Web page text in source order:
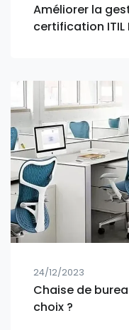
Améliorer la
certification
24/12/2023
Chaise de
choix ?